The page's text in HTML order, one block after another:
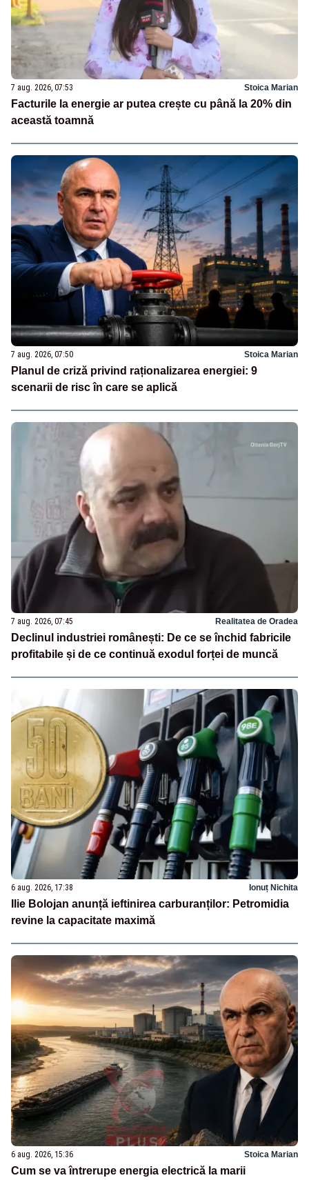
7 aug. 2026, 07:53 Stoica Marian
Facturile la energie ar putea crește cu până la 20% din
această toamnă
7 aug. 2026, 07:50 Stoica Marian
Planul de criză privind raționalizarea energiei: 9
scenarii de risc în care se aplică
7 aug. 2026, 07:45 Realitatea de Oradea
Declinul industriei românești: De ce se închid fabricile
profitabile și de ce continuă exodul forței de muncă
6 aug. 2026, 17:38 Ionuț Nichita
Ilie Bolojan anunță ieftinirea carburanților: Petromidia
revine la capacitate maximă
6 aug. 2026, 15:36 Stoica Marian
Cum se va întrerupe energia electrică la marii